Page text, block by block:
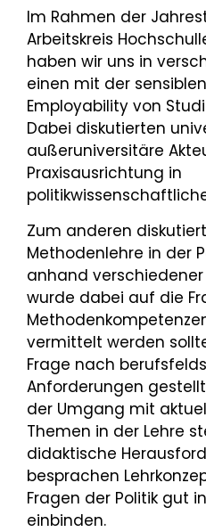
Im Rahmen der
Arbeitskreis
haben wir uns in
einen mit der
Employability von
Dabei diskutierten
außeruniversitäre
Praxisausrichtung in
Zum anderen
Methodenlehre in der
anhand verschiedener
wurde dabei auf die
vermittelt werden
Frage nach
Anforderungen
der Umgang mit
Themen in der Lehre
didaktische
besprachen
Fragen der Politik gut
einbinden.